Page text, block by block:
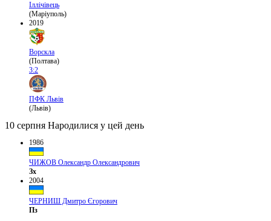
Іллічівець
(Маріуполь)
2019
Ворскла
(Полтава)
3:2
ПФК Львів
(Львів)
10 серпня Народилися у цей день
1986
ЧИЖОВ Олександр Олександрович
Зх
2004
ЧЕРНИШ Дмитро Єгорович
Пз